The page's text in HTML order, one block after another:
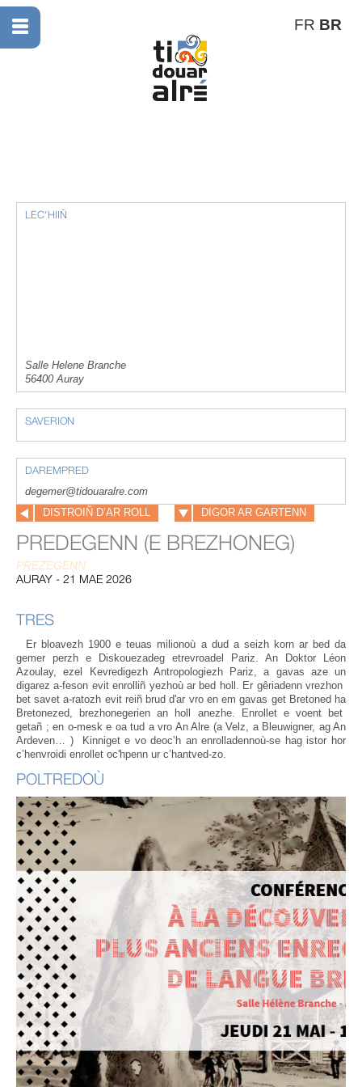
FR BR
LEC'HIIÑ
Salle Helene Branche
56400 Auray
SAVERION
DAREMPRED
degemer@tidouaralre.com
DISTROIÑ D’AR ROLL
DIGOR AR GARTENN
PREDEGENN (E BREZHONEG)
PREZEGENN
AURAY - 21 MAE 2026
TRES
Er bloavezh 1900 e teuas milionoù a dud a seizh korn ar bed da
gemer perzh e Diskouezadeg etrevroadel Pariz. An Doktor Léon
Azoulay, ezel Kevredigezh Antropologiezh Pariz, a gavas aze un
digarez a-feson evit enrolliñ yezhoù ar bed holl. Er gêriadenn vrezhon
bet savet a-ratozh evit reiñ brud d'ar vro en em gavas get Bretoned ha
Bretonezed, brezhonegerien an holl anezhe. Enrollet e voent bet
getañ ; en o-mesk e oa tud a vro An Alre (a Velz, a Bleuwigner, ag An
Ardeven… ) Kinniget e vo deoc’h an enrolladennoù-se hag istor hor
c’henvroidi enrollet oc'hpenn ur c’hantved-zo.
POLTREDOÙ